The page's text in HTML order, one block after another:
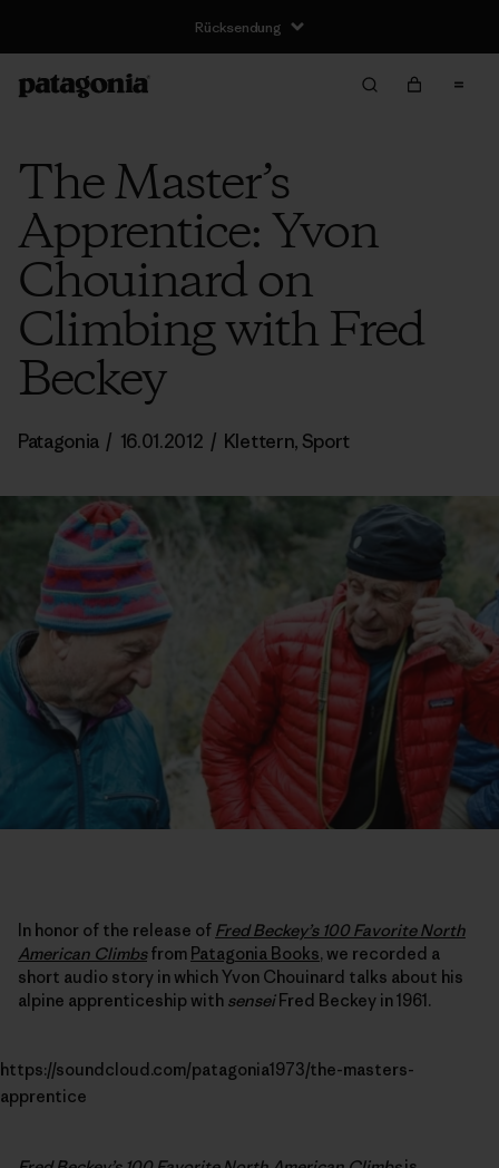
Rücksendung
The Master’s
Apprentice: Yvon
Chouinard on
Climbing with Fred
Beckey
Patagonia / 16.01.2012 / Klettern, Sport
In honor of the release of Fred Beckey’s 100 Favorite North
American Climbsfrom Patagonia Books, we recorded a
short audio story in which Yvon Chouinard talks about his
alpine apprenticeship with senseiFred Beckey in 1961.
https://soundcloud.com/patagonia1973/the-masters-
apprentice